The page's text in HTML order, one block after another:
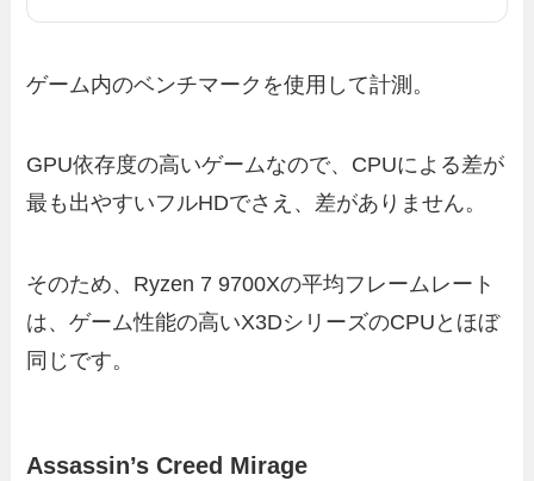
ゲーム内のベンチマークを使用して計測。
GPU依存度の高いゲームなので、CPUによる差が
最も出やすいフルHDでさえ、差がありません。
そのため、Ryzen 7 9700Xの平均フレームレート
は、ゲーム性能の高いX3DシリーズのCPUとほぼ
同じです。
Assassin’s Creed Mirage